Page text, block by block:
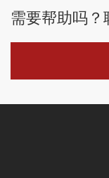
需要帮助吗